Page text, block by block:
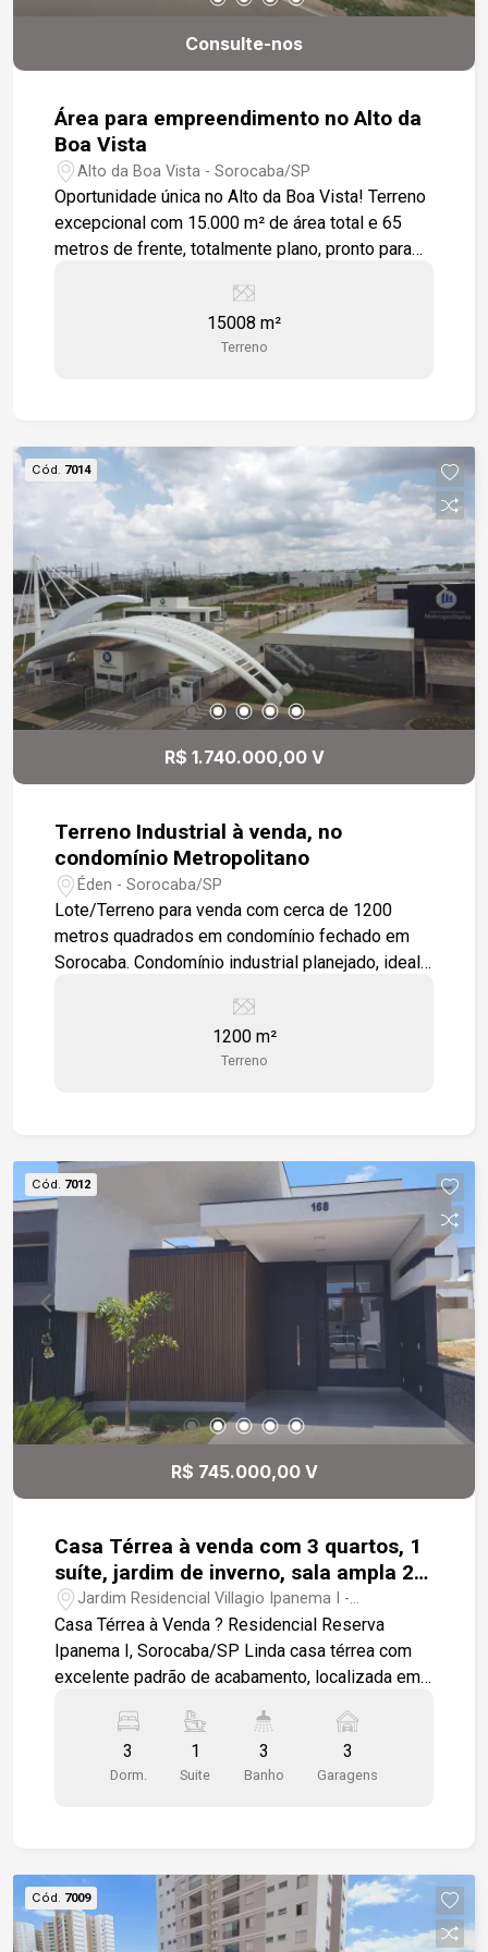
Consulte-nos
Área para empreendimento no Alto da
Boa Vista
Alto da Boa Vista - Sorocaba/SP
Oportunidade única no Alto da Boa Vista! Terreno
excepcional com 15.000 m² de área total e 65
metros de frente, totalmente plano, pronto para
das regiões mais valorizadas e estratégicas da
cidade, este espaço reúne ampla acessibilidade,
visibilidade privilegiada e potencial construtivo
reduzindo custos de implantação - Localização:
Alto da Boa Vista ? região consolidada, com
excelente infraestrutura e fácil acesso às
principais vias - Versatilidade: ideal para
empreendimentos institucionais, comerciais,
residenciais de alto padrão ou projetos mistos
Potencial de uso: - Condomínios residenciais
exclusivos - Centros empresariais e corporativos
- Instituições de ensino ou saúde - Complexos
culturais e de lazer - Empreendimentos de uso
misto (residencial + comercial) Não perca esta
oportunidade! Entre em contato e descubra como
este terreno pode ser o ponto de partida para o
15008 m²
Terreno
Cód. 7014
R$ 1.740.000,00 V
Terreno Industrial à venda, no
condomínio Metropolitano
Éden - Sorocaba/SP
Lote/Terreno para venda com cerca de 1200
metros quadrados em condomínio fechado em
Sorocaba. Condomínio industrial planejado, ideal
comercial com total infra estrutura logística para
a chegada e saída de mercadorias. Topografia:
Branco e Raposo Tavares.
1200 m²
Terreno
Cód. 7012
R$ 745.000,00 V
Casa Térrea à venda com 3 quartos, 1
suíte, jardim de inverno, sala ampla 2
ambientes e cozinha integrada ao
espaço gourmet no Residencial
Reserva Ipanema I, Sorocaba/SP
Jardim Residencial Villagio Ipanema I -
Sorocaba/SP
Casa Térrea à Venda ? Residencial Reserva
Ipanema I, Sorocaba/SP Linda casa térrea com
excelente padrão de acabamento, localizada em
Características do imóvel: 3 dormitórios, sendo 1
inverno Cozinha integrada ao espaço gourmet
Paisagismo valorizando a entrada da casa
Preparação para carregador de carro elétrico
Imóvel ideal para quem busca conforto,
3
Dorm.
1
Suite
3
Banho
3
Garagens
Cód. 7009